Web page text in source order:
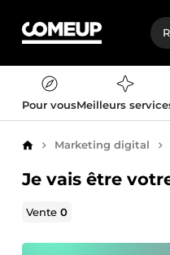
Pour vousMeilleurs
AccueilMarketing digital
Je vais être
Vente0